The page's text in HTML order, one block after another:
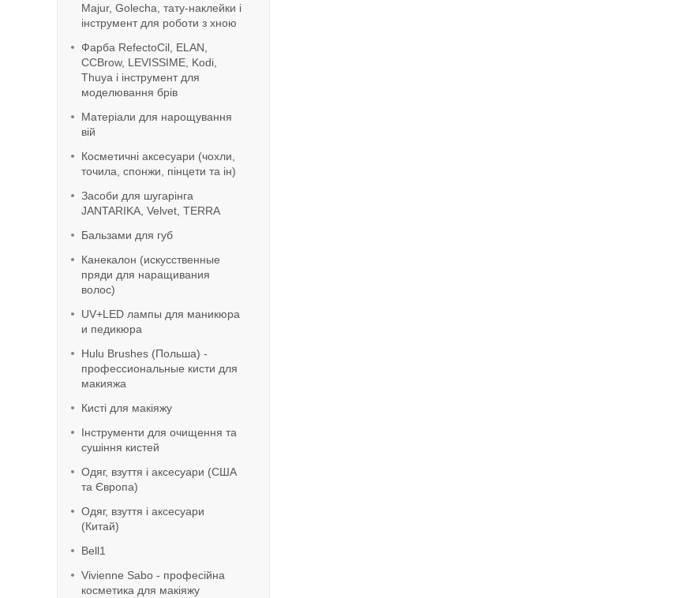
Majur, Golecha, тату-наклейки і
інструмент для роботи з хною
Фарба RefeсtoCil, ELAN,
CCBrow, LEVISSIME, Kodi,
Thuya і інструмент для
моделювання брів
Матеріали для нарощування
вій
Косметичні аксесуари (чохли,
точила, спонжи, пінцети та ін)
Засоби для шугарінга
JANTARIKA, Velvet, TERRA
Бальзами для губ
Канекалон (искусственные
пряди для наращивания
волос)
UV+LED лампы для маникюра
и педикюра
Hulu Brushes (Польша) -
профессиональные кисти для
макияжа
Кисті для макіяжу
Інструменти для очищення та
сушіння кистей
Одяг, взуття і аксесуари (США
та Європа)
Одяг, взуття і аксесуари
(Китай)
Bell1
Vivienne Sabo - професійна
косметика для макіяжу